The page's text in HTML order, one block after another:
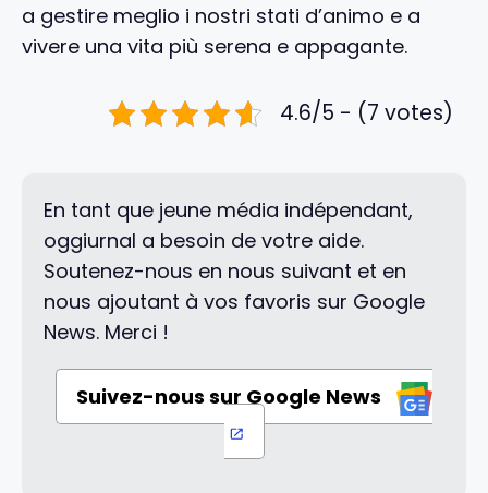
a gestire meglio i nostri stati d’animo e a
vivere una vita più serena e appagante.
4.6/5 - (7 votes)
En tant que jeune média indépendant,
oggiurnal a besoin de votre aide.
Soutenez-nous en nous suivant et en
nous ajoutant à vos favoris sur Google
News. Merci !
Suivez-nous sur Google News